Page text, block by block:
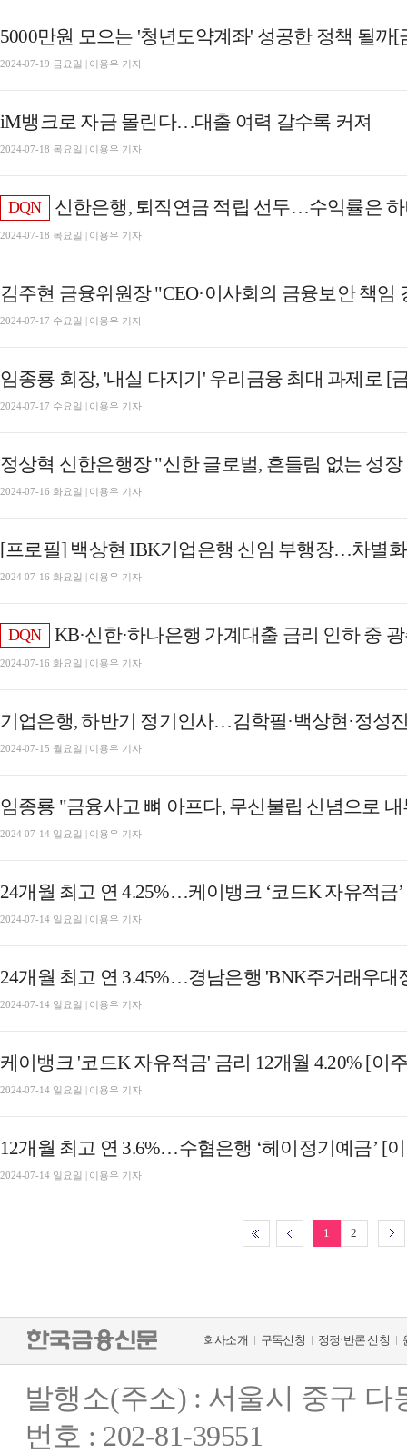
5000만원 모으는 '청년도약계좌' 성공한 정책 될까
2024-07-19 금요일 | 이용우 기자
iM뱅크로 자금 몰린다…대출 여력 갈수록 커져
2024-07-18 목요일 | 이용우 기자
DQN 신한은행, 퇴직연금 적립 선두…수익률은
2024-07-18 목요일 | 이용우 기자
김주현 금융위원장 "CEO·이사회의 금융보안 책임
2024-07-17 수요일 | 이용우 기자
임종룡 회장, '내실 다지기' 우리금융 최대 과제로
2024-07-17 수요일 | 이용우 기자
정상혁 신한은행장 "신한 글로벌, 흔들림 없는 성
2024-07-16 화요일 | 이용우 기자
[프로필] 백상현 IBK기업은행 신임 부행장…차별
2024-07-16 화요일 | 이용우 기자
DQN KB·신한·하나은행 가계대출 금리 인하 중 광주·전북은행 '
2024-07-16 화요일 | 이용우 기자
기업은행, 하반기 정기인사…김학필·백상현·정성
2024-07-15 월요일 | 이용우 기자
임종룡 "금융사고 뼈 아프다, 무신불립 신념으로
2024-07-14 일요일 | 이용우 기자
24개월 최고 연 4.25%…케이뱅크 ‘코드K 자유적금
2024-07-14 일요일 | 이용우 기자
2024-07-14 일요일 | 이용우 기자
케이뱅크 '코드K 자유적금' 금리 12개월 4.20% [이
2024-07-14 일요일 | 이용우 기자
12개월 최고 연 3.6%…수협은행 ‘헤이정기예금’ [
2024-07-14 일요일 | 이용우 기자
1 2
회사소개 구독신청 정정·반론 신청
발행소(주소) : 서울시 중구
번호 : 202-81-39551